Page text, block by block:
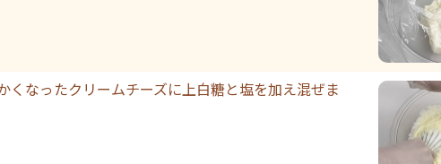
なったクリームチーズに上白糖と塩を加え混ぜま